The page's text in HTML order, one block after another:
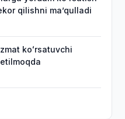
qilishni maʼqulladi
koʻrsatuvchi